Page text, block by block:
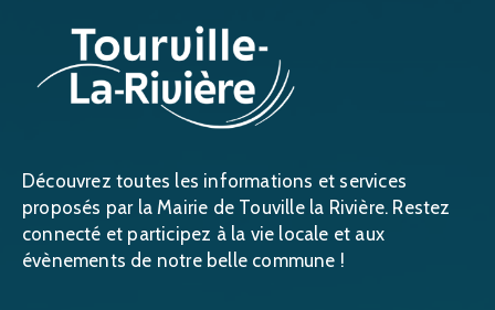
Découvrez toutes les informations et services
proposés par la Mairie de Touville la Rivière. Restez
connecté et participez à la vie locale et aux
évènements de notre belle commune !